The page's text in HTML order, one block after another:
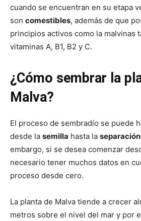
cuando se encuentran en su etapa
son comestibles, además de que
principios activos como la malvinas
vitaminas A, B1, B2 y C.
¿Cómo sembrar la
Malva?
El proceso de sembradío se puede
desde la semilla hasta la separación
embargo, si se desea comenzar
necesario tener muchos datos en
proceso desde cero.
La planta de Malva tiende a crecer
metros sobre el nivel del mar y por